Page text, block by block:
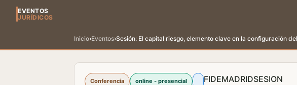
EVENTOS
JURÍDICOS
Inicio›Eventos›Sesión: El capital riesgo, elemento clave en la configuración
Conferencia online - presencial FIDEMADRIDSESION